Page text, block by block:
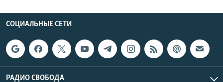
СОЦИАЛЬНЫЕ СЕТИ
РАДИО СВОБОДА